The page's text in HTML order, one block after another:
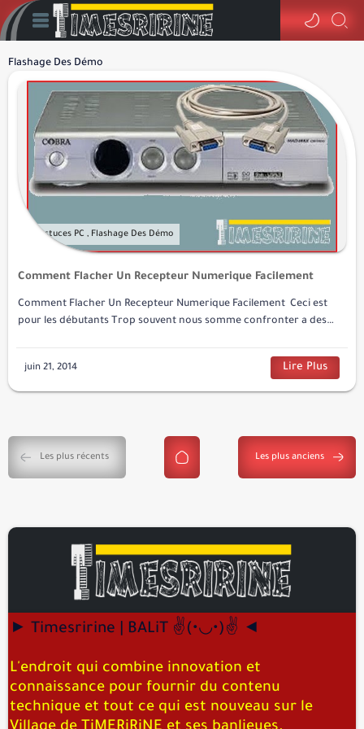
Flashage Des Démo
Comment Flacher Un Recepteur Numerique Facilement
Comment Flacher Un Recepteur Numerique Facilement Ceci est
pour les débutants Trop souvent nous somme confronter a des
► Timesririne | BALiT ✌️(•◡•)✌️ ◄
L'endroit qui combine innovation et
connaissance pour fournir du contenu
technique et tout ce qui est nouveau sur le